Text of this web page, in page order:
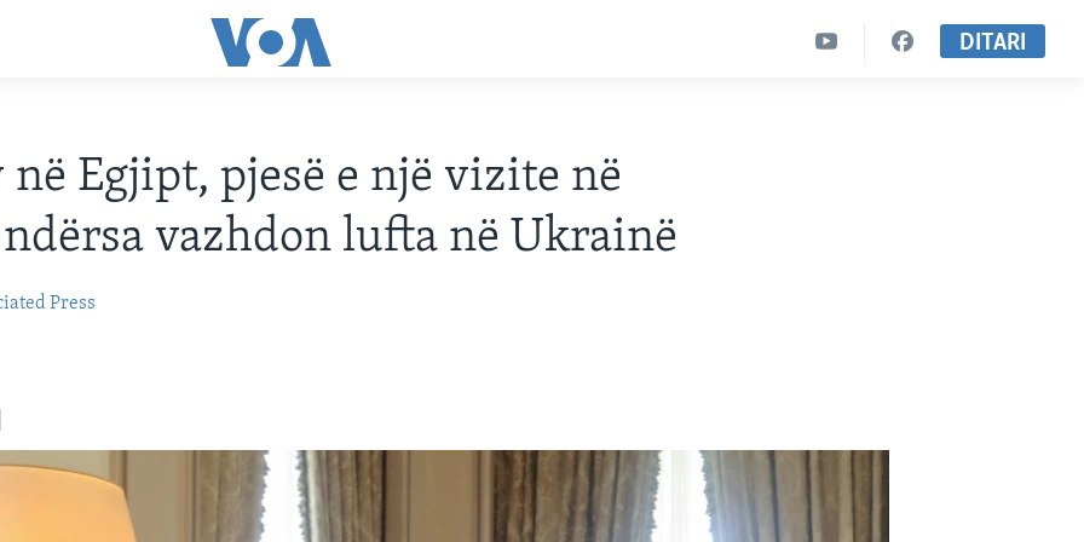
DITARI
në Egjipt, pjesë e një vizite në
vazhdon lufta në Ukrainë
Press